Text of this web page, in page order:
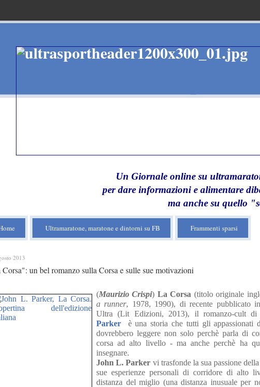
Un Giornale online su
per dare informazioni e alimentare
ma anche su quello
Ultramaratone, maratone e dintorni su FB Frammenti sparsi
2013
un bel romanzo sulla Corsa e sulle sue motivazioni
(Maurizio Crispi) La Corsa (titolo originale
a runner, 1978, 1990), di recente pubblicato
Ultra (Lit Edizioni, 2013), il romanzo-cult di
Parker
è una storia che tutti gli appassionati
dovrebbero leggere non solo perchè parla di
corsa ad alto livello - ma anche perchè ha
insegnare.
John L. Parker vi trasfonde la sua passione
sue esperienze personali di corridore di alto
distanza del miglio (una distanza inusuale per